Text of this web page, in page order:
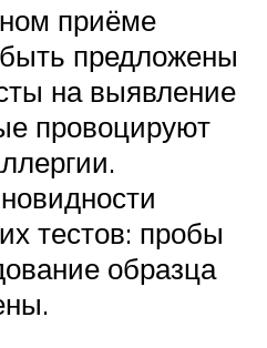
приёме
предложены
на выявление
провоцируют
тестов: пробы
образца